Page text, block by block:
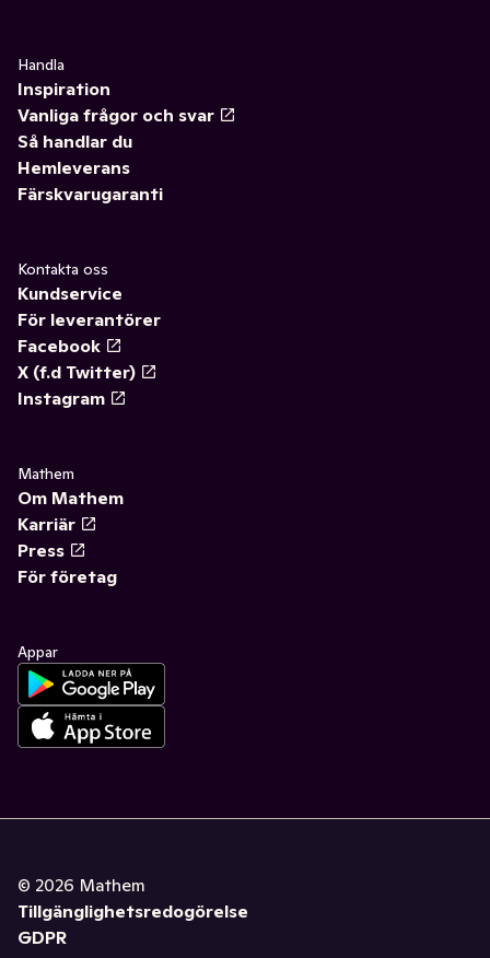
Handla
Inspiration
Vanliga frågor och svar
Så handlar du
Hemleverans
Färskvarugaranti
Kontakta oss
Kundservice
För leverantörer
Facebook
X (f.d Twitter)
Instagram
Mathem
Om Mathem
Karriär
Press
För företag
Appar
© 2026 Mathem
Tillgänglighetsredogörelse
GDPR